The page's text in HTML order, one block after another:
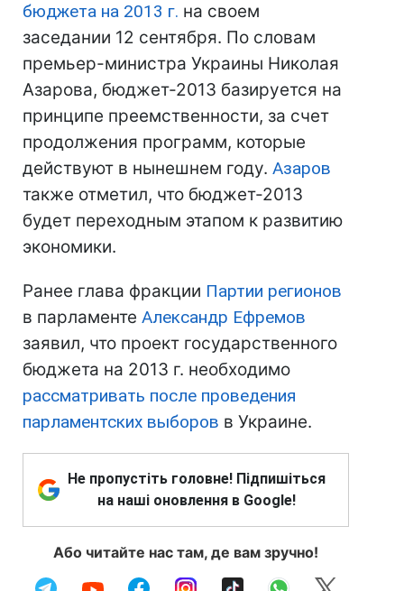
бюджета на 2013 г. на своем
заседании 12 сентября. По словам
премьер-министра Украины Николая
Азарова, бюджет-2013 базируется на
принципе преемственности, за счет
продолжения программ, которые
действуют в нынешнем году. Азаров
также отметил, что бюджет-2013
будет переходным этапом к развитию
экономики.
Ранее глава фракции Партии регионов
в парламенте Александр Ефремов
заявил, что проект государственного
бюджета на 2013 г. необходимо
рассматривать после проведения
парламентских выборов в Украине.
Не пропустіть головне! Підпишіться
на наші оновлення в Google!
Або читайте нас там, де вам зручно!